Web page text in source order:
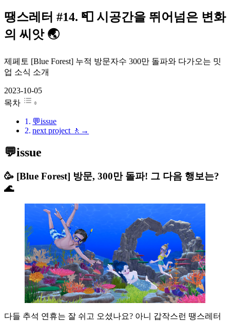
땡스레터 #14. 📮 시공간을 뛰어넘은 변화
의 씨앗 🌏
제페토 [Blue Forest] 누적 방문자수 300만 돌파와 다가오는 밋
업 소식 소개
2023-10-05
목차
💬issue
next project 🚶→
💬issue
🥳 [Blue Forest] 방문, 300만 돌파! 그 다음 행보는?
🌊
다들 추석 연휴는 잘 쉬고 오셨나요? 아니 갑작스런 땡스레터